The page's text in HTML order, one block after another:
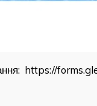
https://